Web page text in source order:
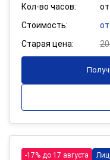
Кол-во часов:
Стоимость:
Старая цена:
-17% до 17 августа